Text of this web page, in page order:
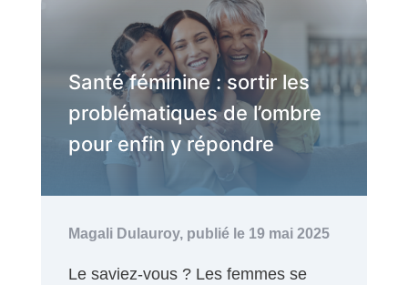
Santé féminine : sortir les
problématiques de l’ombre
pour enfin y répondre
Magali Dulauroy, publié le 19 mai 2025
Le saviez-vous ? Les femmes se